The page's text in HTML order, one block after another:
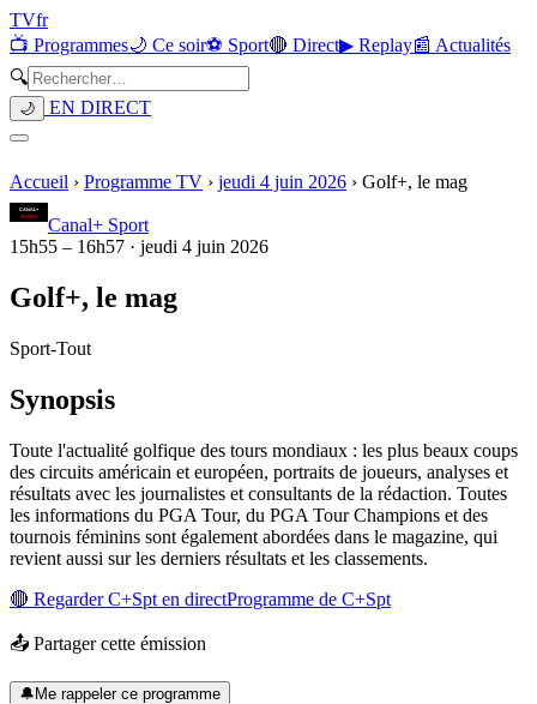
TVfr
📺 Programmes🌙 Ce soir⚽ Sport🔴 Direct▶ Replay📰 Actualités
🔍
🌙 EN DIRECT
Accueil › Programme TV › jeudi 4 juin 2026 › Golf+, le mag
Canal+ Sport
15h55 – 16h57 · jeudi 4 juin 2026
Golf+, le mag
Sport-Tout
Synopsis
Toute l'actualité golfique des tours mondiaux : les plus beaux coups
des circuits américain et européen, portraits de joueurs, analyses et
résultats avec les journalistes et consultants de la rédaction. Toutes
les informations du PGA Tour, du PGA Tour Champions et des
tournois féminins sont également abordées dans le magazine, qui
revient aussi sur les derniers résultats et les classements.
🔴 RegarderC+Spt en directProgramme de C+Spt
📤 Partager cette émission
🔔Me rappeler ce programme